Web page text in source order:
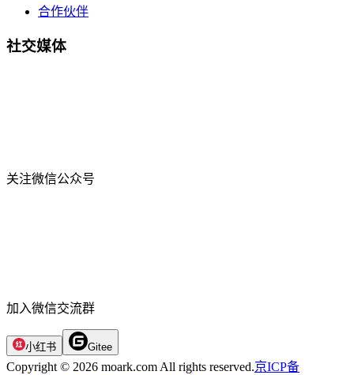
合作伙伴
社交媒体
关注微信公众号
加入微信交流群
小红书 Gitee
Copyright © 2026 moark.com All rights reserved.京ICP备